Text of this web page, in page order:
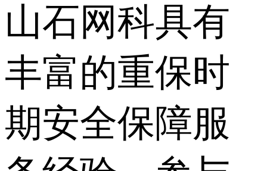
山石网科具有
丰富的重保时
期安全保障服